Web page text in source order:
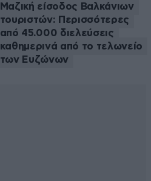
Μαζική είσοδος Βαλκάνιων
τουριστών: Περισσότερες
από 45.000 διελεύσεις
καθημερινά από το τελωνείο
των Ευζώνων